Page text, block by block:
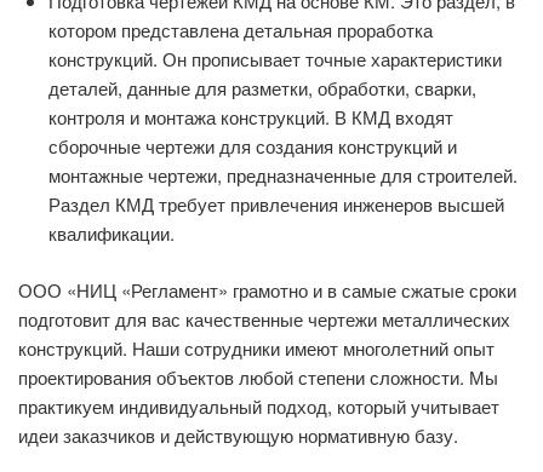
котором представлена детальная проработка
конструкций. Он прописывает точные характеристики
деталей, данные для разметки, обработки, сварки,
контроля и монтажа конструкций. В КМД входят
сборочные чертежи для создания конструкций и
монтажные чертежи, предназначенные для строителей.
Раздел КМД требует привлечения инженеров высшей
квалификации.
ООО «НИЦ «Регламент» грамотно и в самые сжатые сроки
подготовит для вас качественные чертежи металлических
конструкций. Наши сотрудники имеют многолетний опыт
проектирования объектов любой степени сложности. Мы
практикуем индивидуальный подход, который учитывает
идеи заказчиков и действующую нормативную базу.